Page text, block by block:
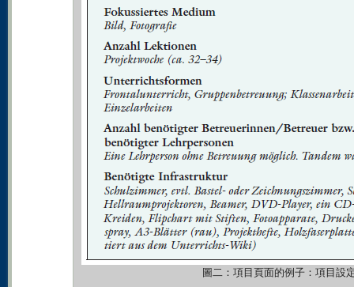
圖二：項目頁面的例子：項目設